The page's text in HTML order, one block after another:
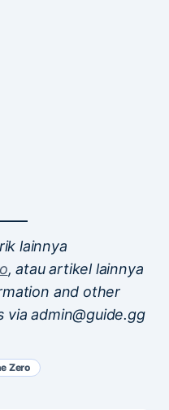
lainnya
, atau artikel lainnya
and other
via admin@guide.gg
Zero